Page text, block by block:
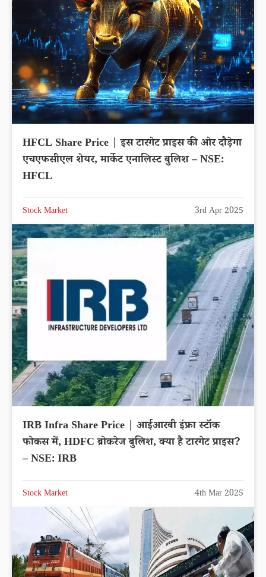
HFCL Share Price | इस टारगेट प्राइस की ओर दौड़ेगा
एचएफसीएल शेयर, मार्केट एनालिस्ट बुलिश – NSE:
HFCL
Stock Market 3rd Apr 2025
IRB Infra Share Price | आईआरबी इंफ्रा स्टॉक
फोकस में, HDFC ब्रोकरेज बुलिश, क्या है टारगेट प्राइस?
– NSE: IRB
Stock Market 4th Mar 2025